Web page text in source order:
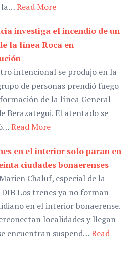
la…Read More
investiga el incendio de un
la línea Roca en
intencional se produjo en la
de personas prendió fuego
de la línea General
Berazategui. El atentado se
Read More
en el interior solo paran en
ciudades bonaerenses
Chaluf, especial de la
DIB Los trenes ya no forman
en el interior bonaerense.
localidades y llegan
encuentran suspend…Read